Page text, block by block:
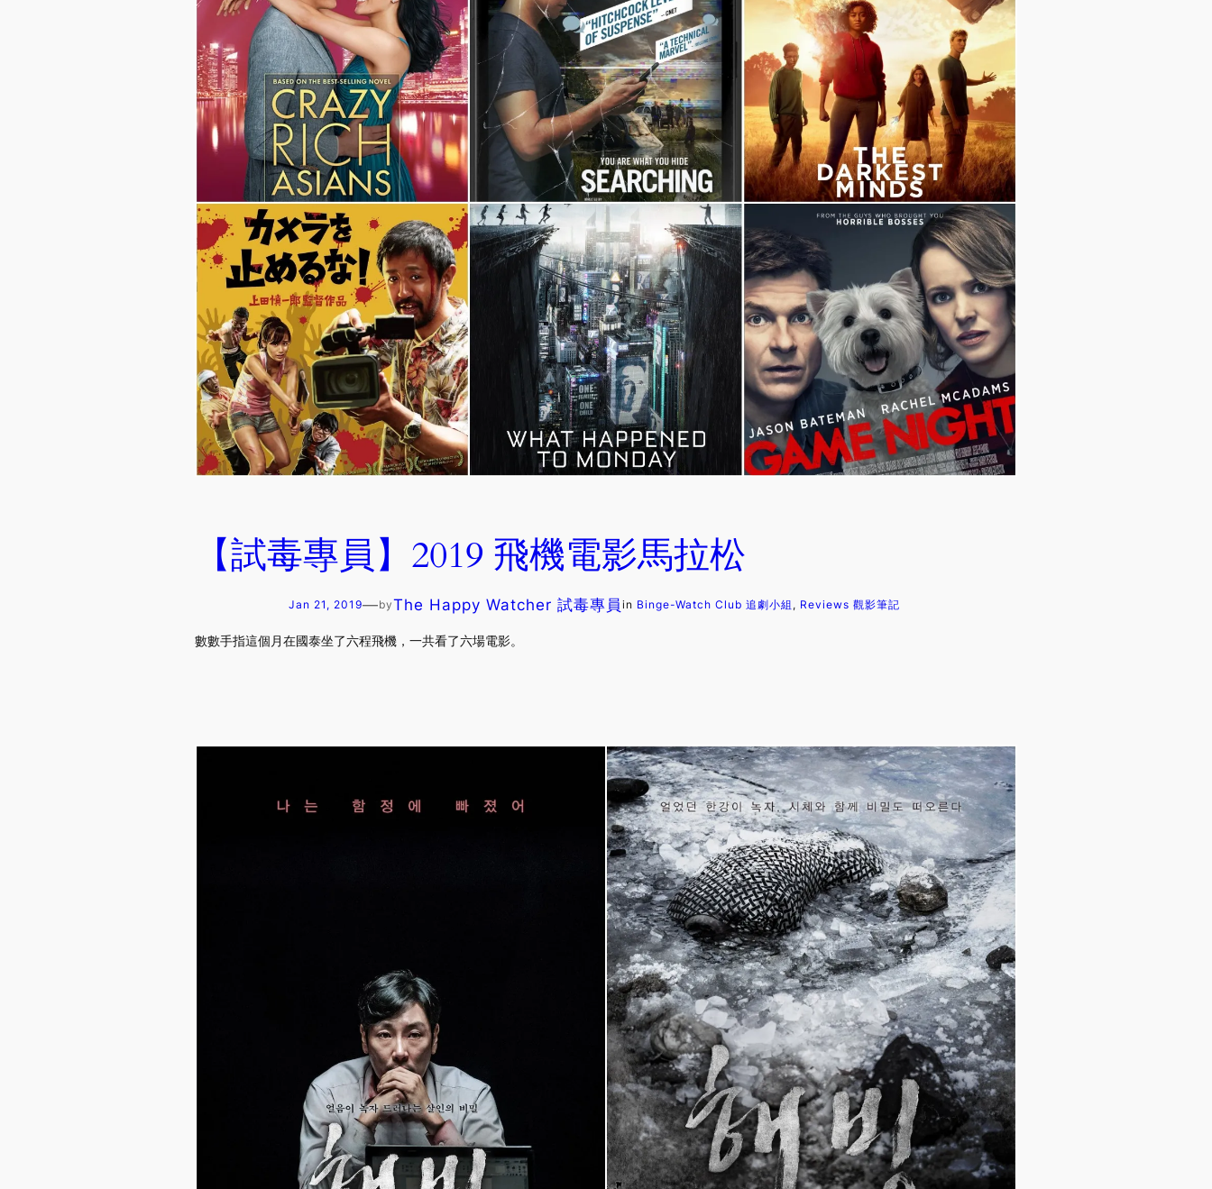
【試毒專員】2019 飛機電影馬拉松
Jan 21, 2019—byThe Happy Watcher 試毒專員 in Binge-Watch Club 追劇小組 , Reviews 觀影筆記
數數手指這個月在國泰坐了六程飛機，一共看了六場電影。